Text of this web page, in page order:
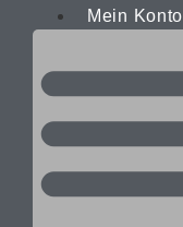
Mein Konto